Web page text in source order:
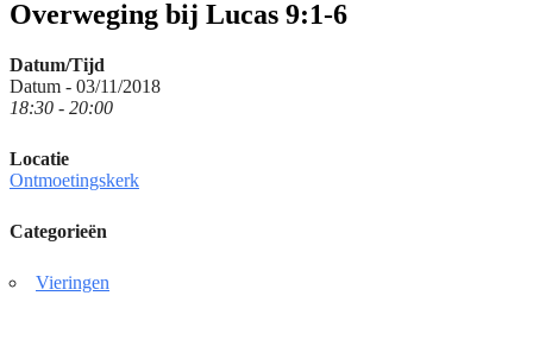
Overweging bij Lucas 9:1-6
Datum/Tijd
Datum - 03/11/2018
18:30 - 20:00
Locatie
Ontmoetingskerk
Categorieën
Vieringen